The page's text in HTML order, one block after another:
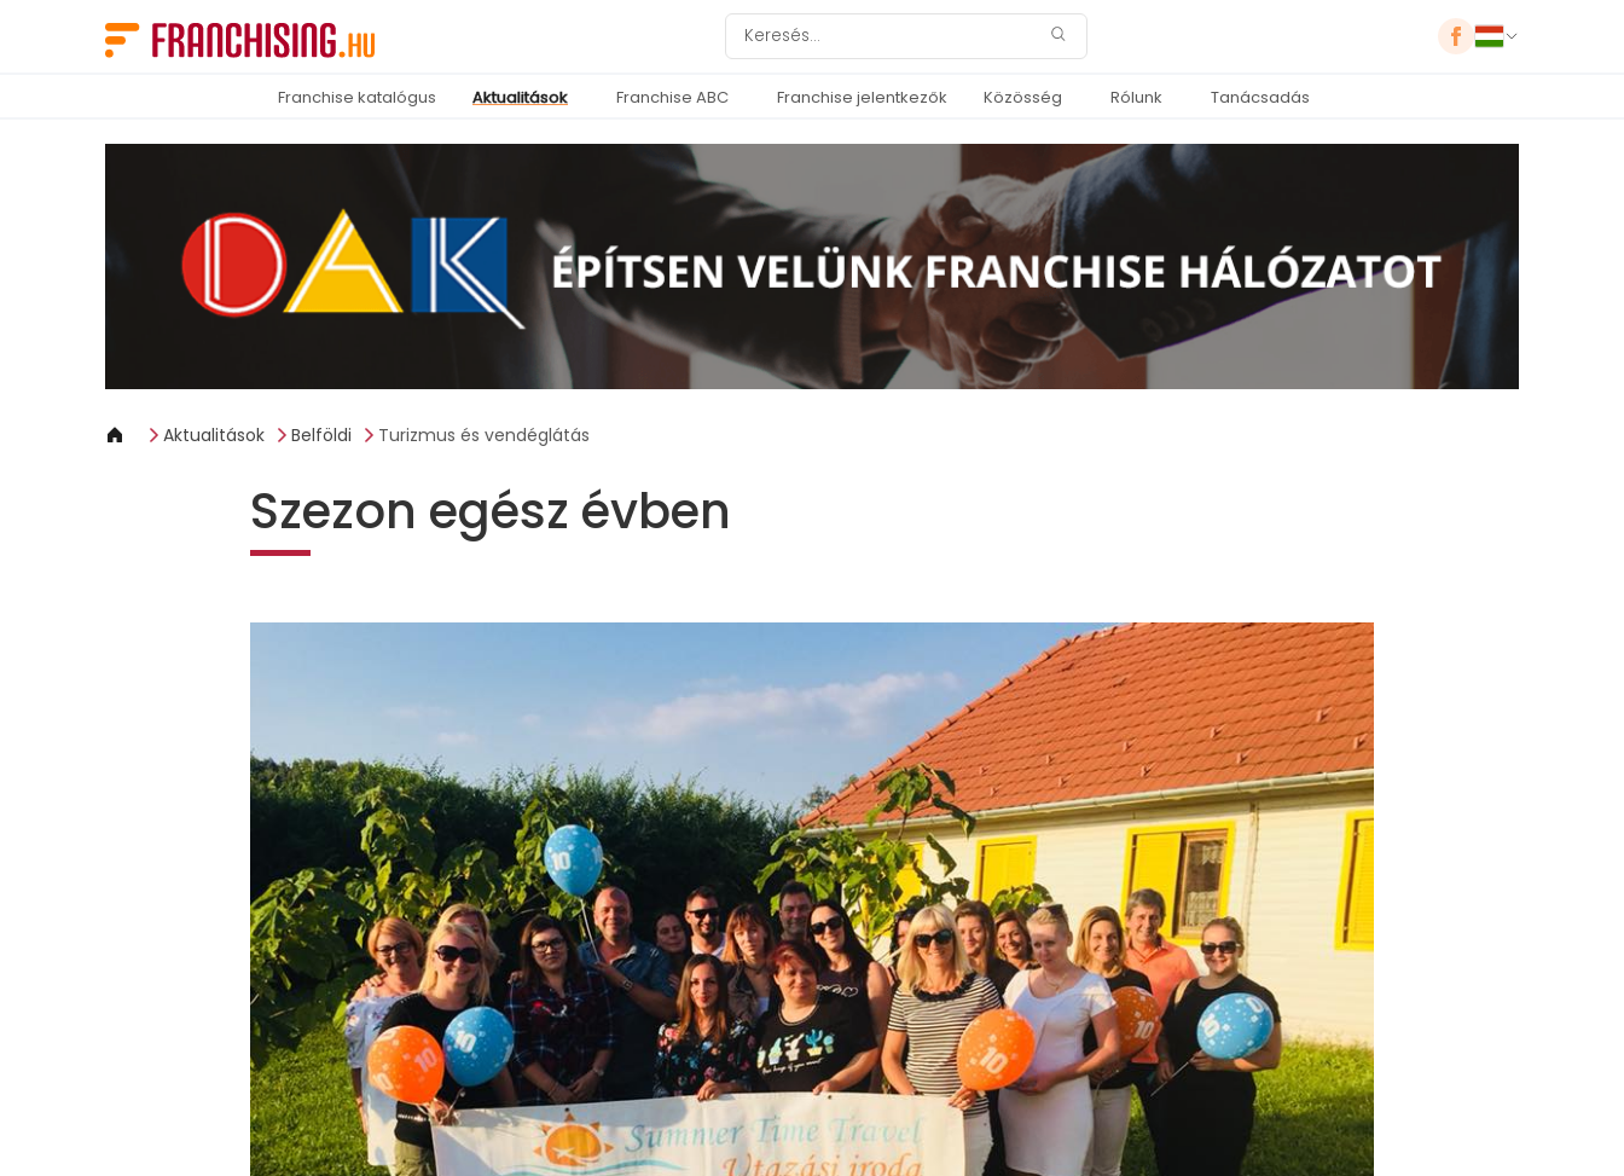
Franchise katalógus Aktualitások Franchise ABC Franchise jelentkezők Közösség Rólunk Tanácsadás
Aktualitások Belföldi Turizmus és vendéglátás
Szezon egész évben